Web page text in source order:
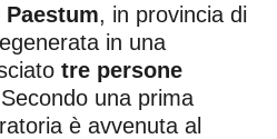
, in provincia di
in una
tre persone
una prima
è avvenuta al